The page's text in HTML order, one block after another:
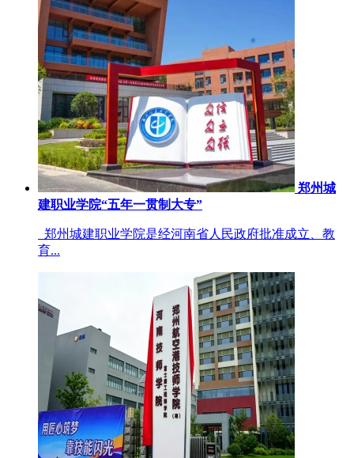
郑州城
建职业学院“五年一贯制大专”
郑州城建职业学院是经河南省人民政府批准成立、教
育...